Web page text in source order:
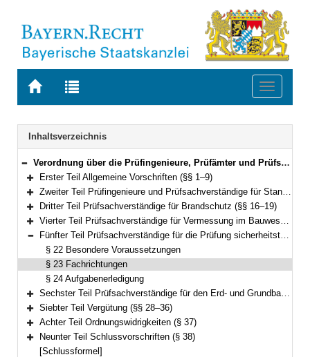
Zur
BAYERN.RECHT
Zur
letzten
Suche
Toggle
Navigation
Inhaltsverzeichnis
Bereich reduzieren
Verordnung über die Prüfingenieure, Prüfämter und Prüfsachverständigen im Bauwesen (Prüfsachverständigenverordnung – PrüfVBau) Vom 29. November 2007 (GVBl. S. 829) BayRS 2132-1-10-B (§§ 1–38)
Bereich erweitern
Erster Teil Allgemeine Vorschriften (§§ 1–9)
Bereich erweitern
Zweiter Teil Prüfingenieure und Prüfsachverständige für Standsicherheit; Prüfämter für Standsicherheit, Typenprüfung (§§ 10–15)
Bereich erweitern
Dritter Teil Prüfsachverständige für Brandschutz (§§ 16–19)
Bereich erweitern
Vierter Teil Prüfsachverständige für Vermessung im Bauwesen (§§ 20–21)
Bereich reduzieren
Fünfter Teil Prüfsachverständige für die Prüfung sicherheitstechnischer Anlagen und Einrichtungen (§§ 22–24)
§ 22 Besondere Voraussetzungen
§ 23 Fachrichtungen
§ 24 Aufgabenerledigung
Bereich erweitern
Sechster Teil Prüfsachverständige für den Erd- und Grundbau (§§ 25–27)
Bereich erweitern
Siebter Teil Vergütung (§§ 28–36)
Bereich erweitern
Achter Teil Ordnungswidrigkeiten (§ 37)
Bereich erweitern
Neunter Teil Schlussvorschriften (§ 38)
[Schlussformel]